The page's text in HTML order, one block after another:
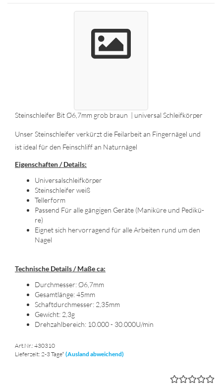
Stein­schlei­fer Bit Ø6,7mm grob braun | uni­ver­sal Schleif­kör­per
Unser Stein­schlei­fer ver­kürzt die Feil­ar­beit an Fin­ger­nä­gel und
ist ideal für den Fein­schliff an Na­tur­nä­gel
Ei­gen­schaf­ten / De­tails:
Uni­ver­sal­schleif­kör­per
Stein­schlei­fer weiß
Tel­ler­form
Pas­send Für alle gän­gi­gen Ge­rä­te (Ma­ni­kü­re und Pe­di­kü­
re)
Eig­net sich her­vor­ra­gend für alle Ar­bei­ten rund um den
Nagel
Tech­ni­sche De­tails / Maße ca:
Durch­mes­ser: Ø6,7mm
Ge­samt­län­ge: 45mm
Schaft­durch­mes­ser: 2,35mm
Ge­wicht: 2,3g
Dreh­zahl­be­reich: 10.000 - 30.000U/min
Art.Nr.: 430310
Lieferzeit: 2-3 Tage* (Ausland abweichend)